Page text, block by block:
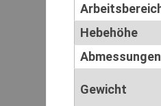
Hebehöhe
Abmessungen
Gewicht